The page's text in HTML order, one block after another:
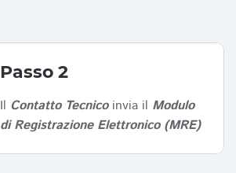
Passo 2
Il Contatto Tecnicoinvia il Modulo
di Registrazione Elettronico (MRE)